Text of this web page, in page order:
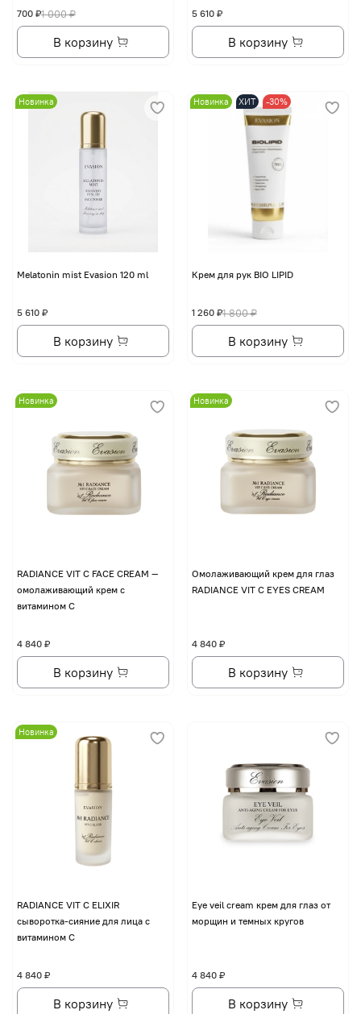
1 000 ₽
700 ₽
В корзину
5 610 ₽
В корзину
Новинка
Melatonin mist Evasion 120 ml
5 610 ₽
В корзину
Новинка ХИТ -30%
Крем для рук BIO LIPID
1 800 ₽
1 260 ₽
В корзину
Новинка
RADIANCE VIT C FACE CREAM —
омолаживающий крем с
витамином С
4 840 ₽
В корзину
Новинка
Омолаживающий крем для глаз
RADIANCE VIT C EYES CREAM
4 840 ₽
В корзину
Новинка
RADIANCE VIT C ELIXIR
сыворотка-сияние для лица с
витамином С
4 840 ₽
В корзину
Eye veil cream крем для глаз от
морщин и темных кругов
4 840 ₽
В корзину